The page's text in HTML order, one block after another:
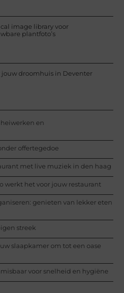
image library voor
plantfoto’s
jouw droomhuis in Deventer
en
offertegedoe
met live muziek in den haag
werkt het voor jouw restaurant
genieten van lekker eten
streek
slaapkamer om tot een oase
voor snelheid en hygiëne